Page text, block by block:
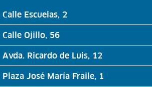
Calle Escuelas, 2
Calle Ojillo, 56
Avda. Ricardo de Luis, 12
Plaza José María Fraile, 1